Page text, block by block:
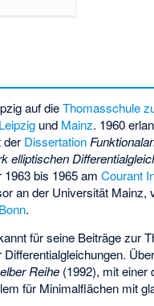
auf dieThomasschule
Leipzig und Mainz. 1960
der Dissertation
elliptischen
1963 bis 1965 amCourant
an der Universität Mainz,
.
für seine Beiträge zur
Reihe (1992), mit einer
für Minimalflächen mit